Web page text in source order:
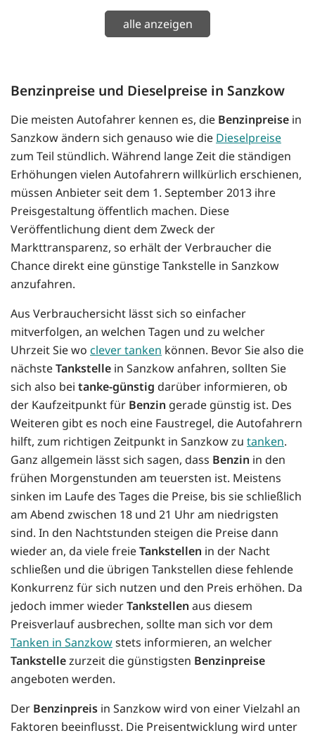
alle anzeigen
Benzinpreise und Dieselpreise in Sanzkow
Die meisten Autofahrer kennen es, die Benzinpreise in
Sanzkow ändern sich genauso wie die Dieselpreise
zum Teil stündlich. Während lange Zeit die ständigen
Erhöhungen vielen Autofahrern willkürlich erschienen,
müssen Anbieter seit dem 1. September 2013 ihre
Preisgestaltung öffentlich machen. Diese
Veröffentlichung dient dem Zweck der
Markttransparenz, so erhält der Verbraucher die
Chance direkt eine günstige Tankstelle in Sanzkow
anzufahren.
Aus Verbrauchersicht lässt sich so einfacher
mitverfolgen, an welchen Tagen und zu welcher
Uhrzeit Sie wo clever tanken können. Bevor Sie also die
nächsteTankstelle in Sanzkow anfahren, sollten Sie
sich also bei tanke-günstig darüber informieren, ob
der Kaufzeitpunkt für Benzin gerade günstig ist. Des
Weiteren gibt es noch eine Faustregel, die Autofahrern
hilft, zum richtigen Zeitpunkt in Sanzkow zu tanken.
Ganz allgemein lässt sich sagen, dass Benzin in den
frühen Morgenstunden am teuersten ist. Meistens
sinken im Laufe des Tages die Preise, bis sie schließlich
am Abend zwischen 18 und 21 Uhr am niedrigsten
sind. In den Nachtstunden steigen die Preise dann
wieder an, da viele freieTankstellen in der Nacht
schließen und die übrigen Tankstellen diese fehlende
Konkurrenz für sich nutzen und den Preis erhöhen. Da
jedoch immer wiederTankstellen aus diesem
Preisverlauf ausbrechen, sollte man sich vor dem
Tanken in Sanzkowstets informieren, an welcher
Tankstellezurzeit die günstigsten Benzinpreise
angeboten werden.
Der Benzinpreis in Sanzkow wird von einer Vielzahl an
Faktoren beeinflusst. Die Preisentwicklung wird unter